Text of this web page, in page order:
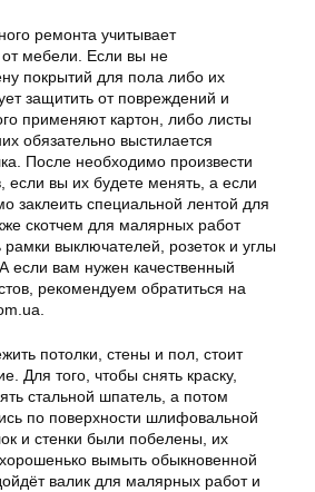
ремонта учитывает
мебели. Если вы не
покрытий для пола либо их
защитить от повреждений и
применяют картон, либо листы
обязательно выстилается
После необходимо произвести
если вы их будете менять, а если
заклеить специальной лентой для
скотчем для малярных работ
выключателей, розеток и углы
если вам нужен качественный
рекомендуем обратиться на
потолки, стены и пол, стоит
Для того, чтобы снять краску,
стальной шпатель, а потом
по поверхности шлифовальной
и стенки были побелены, их
вымыть обыкновенной
валик для малярных работ и